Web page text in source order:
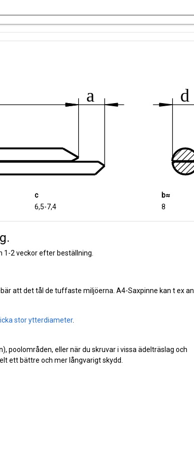
c
b≈
6,5-7,4 8
1-2 veckor efter beställning.
att det tål de tuffaste miljöerna. A4-Saxpinne kan t ex
stor ytterdiameter.
poolområden, eller när du skruvar i vissa ädelträslag och
ett bättre och mer långvarigt skydd.